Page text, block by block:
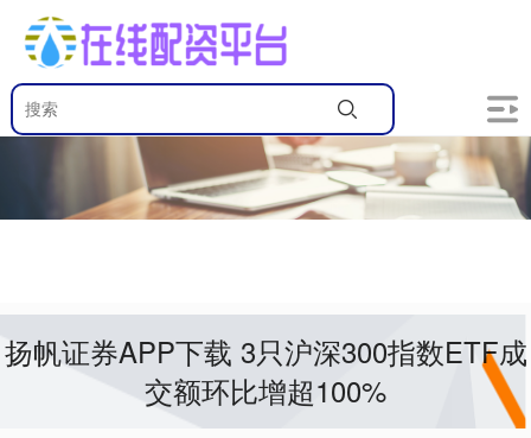
扬帆证券APP下载 3只沪深300指数ETF成
交额环比增超100%